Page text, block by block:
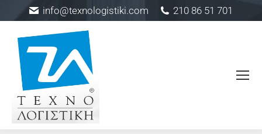
info@texnologistiki.com 210 86 51 701